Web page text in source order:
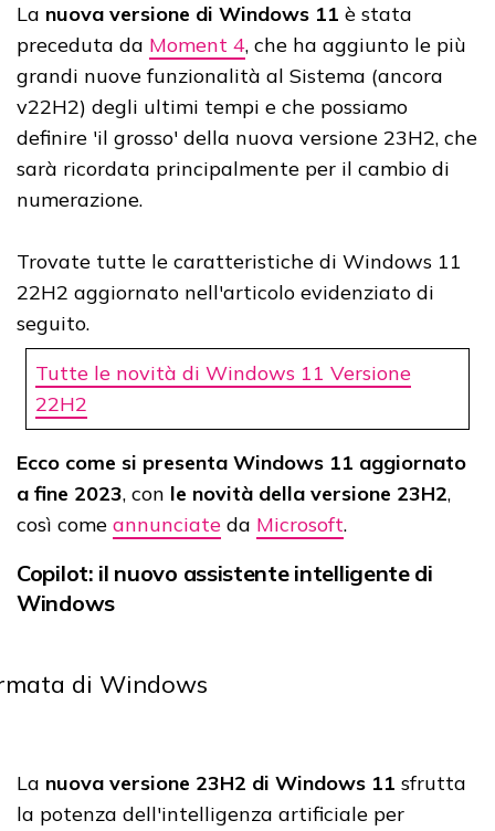
La nuova versione di Windows 11 è stata
preceduta da Moment 4, che ha aggiunto le più
grandi nuove funzionalità al Sistema (ancora
v22H2) degli ultimi tempi e che possiamo
definire 'il grosso' della nuova versione 23H2, che
sarà ricordata principalmente per il cambio di
numerazione.
Trovate tutte le caratteristiche di Windows 11
22H2 aggiornato nell'articolo evidenziato di
seguito.
Tutte le novità di Windows 11 Versione
22H2
Ecco come si presenta Windows 11 aggiornato
a fine 2023, con le novità della versione 23H2,
così come annunciate da Microsoft.
Copilot: il nuovo assistente intelligente di
Windows
La nuova versione 23H2 di Windows 11 sfrutta
la potenza dell'intelligenza artificiale per